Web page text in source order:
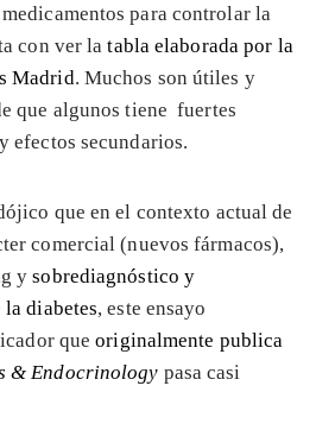
para controlar la
con ver latabla elaborada por la
Madrid. Muchos son útiles y
que algunos tiene fuertes
efectos secundarios.
que en el contexto actual de
comercial (nuevos fármacos),
ysobrediagnóstico y
diabetes, este ensayo
queoriginalmente publica
& Endocrinology pasa casi